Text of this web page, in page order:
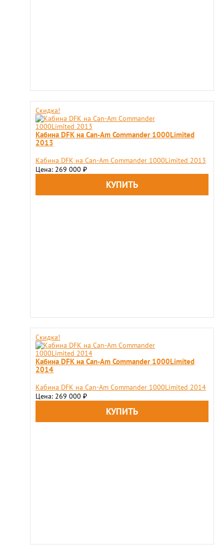
Скидка!
Кабина DFK на Can-Am Commander 1000Limited
2013
Кабина DFK на Can-Am Commander 1000Limited 2013
Цена: 269 000 ₽
Скидка!
Кабина DFK на Can-Am Commander 1000Limited
2014
Кабина DFK на Can-Am Commander 1000Limited 2014
Цена: 269 000 ₽